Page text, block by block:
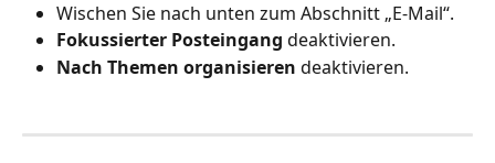
Wischen Sie nach unten zum Abschnitt „E-Mail“.
Fokussierter Posteingang deaktivieren.
Nach Themen organisieren deaktivieren.